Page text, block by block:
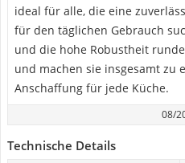
ideal für alle, die eine
für den täglichen Gebrauch
und die hohe Robustheit
und machen sie insgesamt zu
Anschaffung für jede Küche.
08/
Technische Details